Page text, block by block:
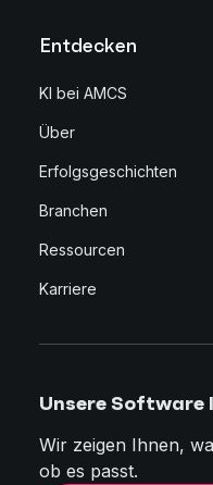
Entdecken
KI bei AMCS
Über
Erfolgsgeschichten
Branchen
Ressourcen
Karriere
Unsere Software
Wir zeigen Ihnen,
ob es passt.